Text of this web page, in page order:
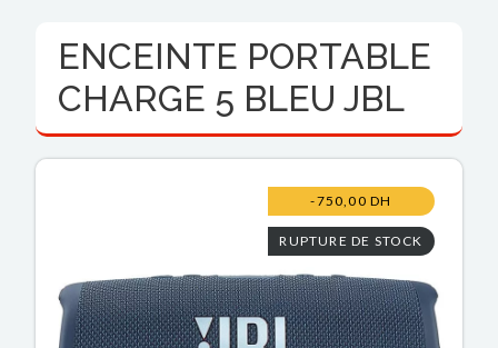
ENCEINTE PORTABLE
CHARGE 5 BLEU JBL
-750,00 DH
RUPTURE DE STOCK